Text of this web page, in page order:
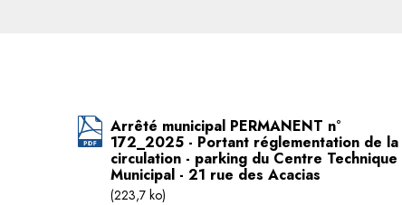
Arrêté municipal PERMANENT n°
172_2025 - Portant réglementation de la
circulation - parking du Centre Technique
Municipal - 21 rue des Acacias
(223,7 ko)